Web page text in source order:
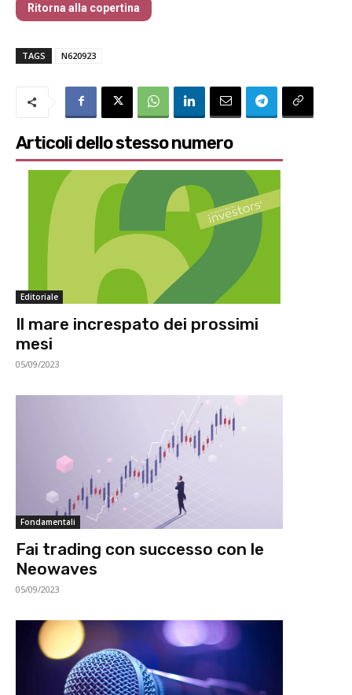
Ritorna alla copertina
TAGS N620923
Articoli dello stesso numero
Editoriale
Il mare increspato dei prossimi
mesi
05/09/2023
Fondamentali
Fai trading con successo con le
Neowaves
05/09/2023